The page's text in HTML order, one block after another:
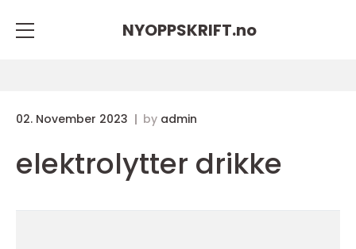
NYOPPSKRIFT.no
02. November 2023 by admin
elektrolytter drikke